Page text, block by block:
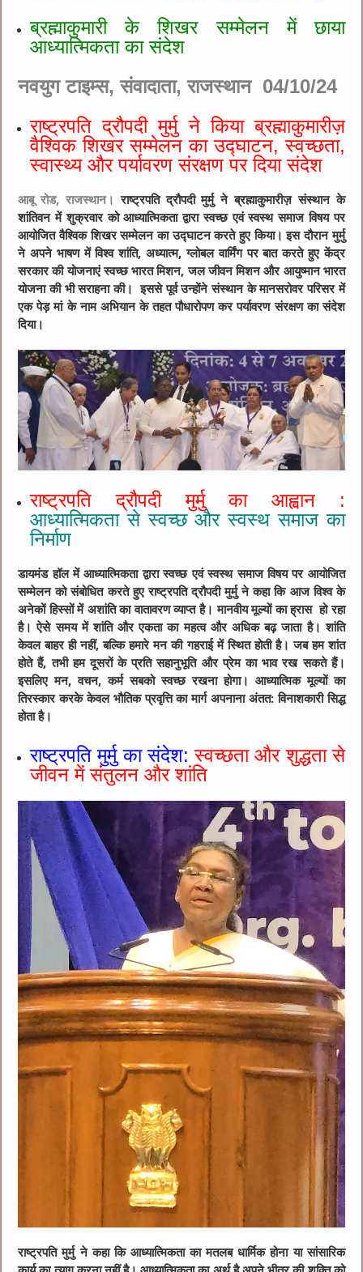
ब्रह्माकुमारी के शिखर सम्मेलन में छाया
आध्यात्मिकता का संदेश
नवयुग टाइम्स, संवादाता, राजस्थान 04/10/24
राष्ट्रपति द्रौपदी मुर्मु ने किया ब्रह्माकुमारीज़
वैश्विक शिखर सम्मेलन का उद्घाटन, स्वच्छता,
स्वास्थ्य और पर्यावरण संरक्षण पर दिया संदेश
आबूरोड, राजस्थान। राष्ट्रपति द्रौपदी मुर्मु ने ब्रह्माकुमारीज़ संस्थान के
शांतिवन में शुक्रवार को आध्यात्मिकता द्वारा स्वच्छ एवं स्वस्थ समाज विषय पर
आयोजित वैश्विक शिखर सम्मेलन का उद्घाटन करते हुए किया। इस दौरान मुर्मु
ने अपने भाषण में विश्व शांति, अध्यात्म, ग्लोबल वार्मिंग पर बात करते हुए केंद्र
सरकार की योजनाएं स्वच्छ भारत मिशन, जल जीवन मिशन और आयुष्मान भारत
योजना की भी सराहना की। इससे पूर्व उन्होंने संस्थान के मानसरोवर परिसर में
एक पेड़ मां के नाम अभियान के तहत पौधारोपण कर पर्यावरण संरक्षण का संदेश
दिया।
राष्ट्रपति द्रौपदी मुर्मु का आह्वान :
आध्यात्मिकता से स्वच्छ और स्वस्थ समाज का
निर्माण
डायमंड हॉल में आध्यात्मिकता द्वारा स्वच्छ ए‌वं स्वस्थ समाज विषय पर आयोजित
सम्मेलन को संबोधित करते हुए राष्ट्रपति द्रौपदी मुर्मु ने कहा कि आज विश्व के
अनेकों हिस्सों में अशांति का वातावरण व्याप्त है। मानवीय मूल्यों का ह्रास हो रहा
है। ऐसे समय में शांति और एकता का महत्व और अधिक बढ़ जाता है। शांति
केवल बाहर ही नहीं, बल्कि हमारे मन की गहराई में स्थित होती है। जब हम शांत
होते हैं, तभी हम दूसरों के प्रति सहानुभूति और प्रेम का भाव रख सकते हैं।
इसलिए मन, वचन, कर्म सबको स्वच्छ रखना होगा। आध्यात्मिक मूल्यों का
तिरस्कार करके केवल भौतिक प्रवृत्ति का मार्ग अपनाना अंतत: विनाशकारी सिद्ध
होता है।
राष्ट्रपति मुर्मु का संदेश: स्वच्छता और शुद्धता से
जीवन में संतुलन और शांति
राष्ट्रपति मुर्मु ने कहा कि आध्यात्मिकता का मतलब धार्मिक होना या सांसारिक